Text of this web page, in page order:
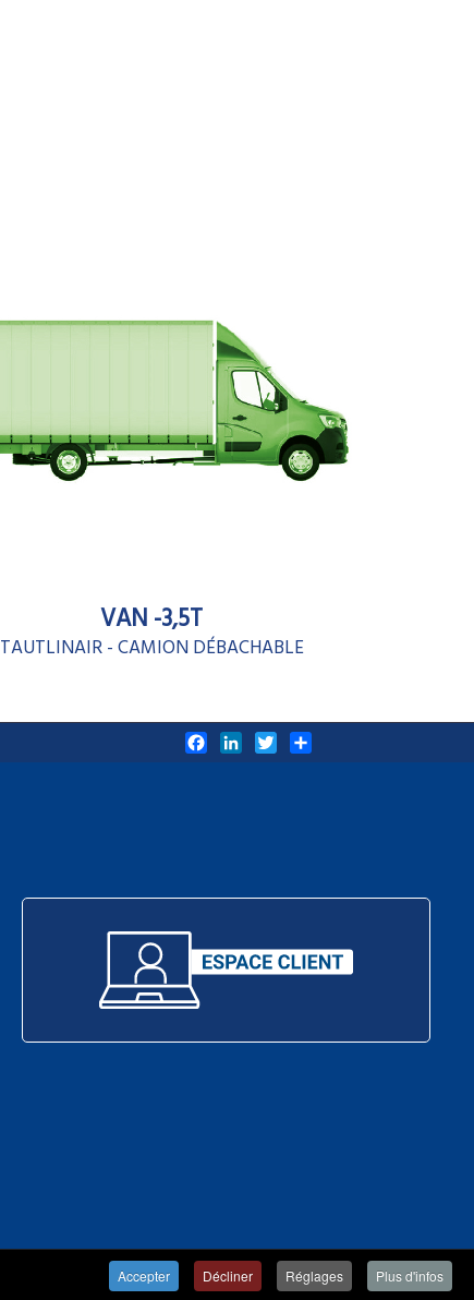
VAN -3,5T
TAUTLINAIR - CAMION DÉBACHABLE
Accepter Décliner Réglages Plus d'infos